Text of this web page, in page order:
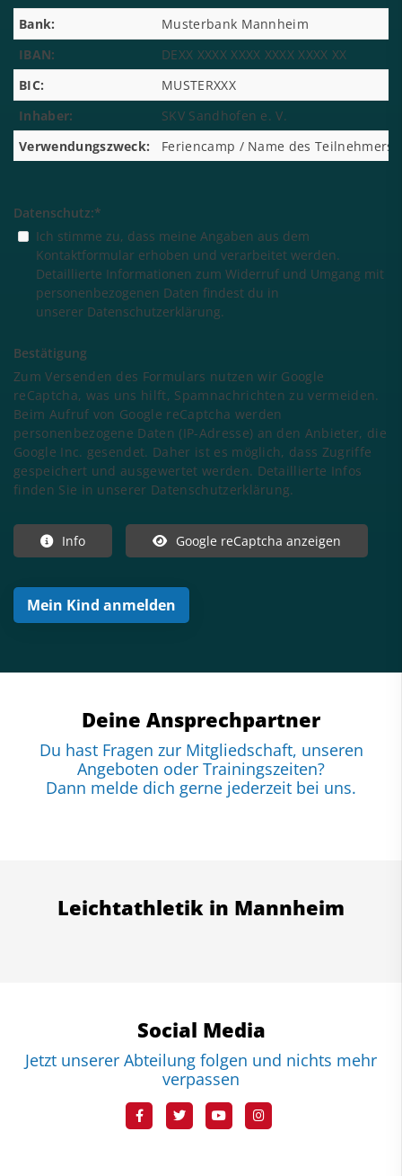
Bank:
Musterbank Mannheim
IBAN:
DEXX XXXX XXXX XXXX XXXX XX
BIC:
MUSTERXXX
Inhaber:
SKV Sandhofen e. V.
Verwendungszweck:
Feriencamp / Name des Teilnehmers
Datenschutz:*
Ich stimme zu, dass meine Angaben aus dem
Kontaktformular erhoben und verarbeitet werden.
Detaillierte Informationen zum Widerruf und Umgang mit
personenbezogenen Daten findest du in
unserer Datenschutzerklärung.
Bestätigung
Zum Versenden des Formulars nutzen wir Google
reCaptcha, was uns hilft, Spamnachrichten zu vermeiden.
Beim Aufruf von Google reCaptcha werden
personenbezogene Daten (IP-Adresse) an den Anbieter, die
Google Inc. gesendet. Daher ist es möglich, dass Zugriffe
gespeichert und ausgewertet werden. Detaillierte Infos
finden Sie in unserer Datenschutzerklärung.
Info Google reCaptcha anzeigen
Deine Ansprechpartner
Du hast Fragen zur Mitgliedschaft, unseren
Angeboten oder Trainingszeiten?
Dann melde dich gerne jederzeit bei uns.
Leichtathletik in Mannheim
Social Media
Jetzt unserer Abteilung folgen und nichts mehr
verpassen